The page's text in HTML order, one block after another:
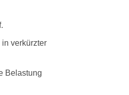
verkürzter
Belastung